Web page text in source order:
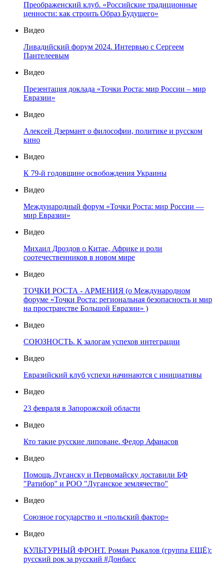
Преображенский клуб. «Российские традиционные
ценности: как строить Образ Будущего»
Видео
Ливадийский форум 2024. Интервью с Сергеем
Пантелеевым
Видео
Презентация доклада «Точки Роста: мир России – мир
Евразии»
Видео
Алексей Дзермант о философии, политике и русском
кино
Видео
К 79-й годовщине освобождения Украины
Видео
Международный форум «Точки Роста: мир России —
мир Евразии»
Видео
Михаил Дроздов о Китае, Африке и роли
соотечественников в новом мире
Видео
ТОЧКИ РОСТА - АРМЕНИЯ (о Международном
форуме «Точки Роста: региональная безопасность и мир
на пространстве Большой Евразии» )
Видео
СОЮЗНОСТЬ. К залогам успехов интеграции
Видео
Евразийский клуб успехи начинаются с инициативы
Видео
23 февраля в Запорожской области
Видео
Кто такие русские липоване. Федор Афанасов
Видео
Помощь Луганску и Первомайску доставили БФ
"Ратибор" и РОО "Луганское землячество"
Видео
Союзное государство и «польский фактор»
Видео
КУЛЬТУРНЫЙ ФРОНТ. Роман Рыкалов (группа ЕЩЁ):
русский рок за русский #Донбасс